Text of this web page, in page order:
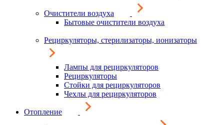
Очистители воздуха
Бытовые очистители воздуха
Рециркуляторы, стерилизаторы, ионизаторы
Лампы для рециркуляторов
Рециркуляторы
Стойки для рециркуляторов
Чехлы для рециркуляторов
Отопление